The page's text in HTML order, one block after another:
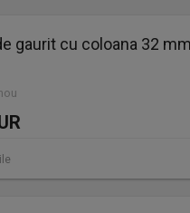
gaurit cu coloana 32